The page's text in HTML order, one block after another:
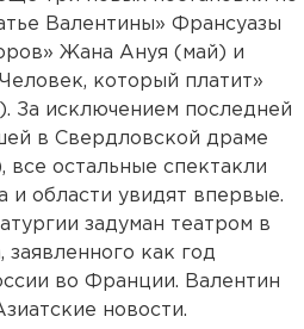
Валентины» Франсуазы
Жана Ануя (май) и
который платит»
За исключением последней
в Свердловской драме
все остальные спектакли
и области увидят впервые.
задуман театром в
как год
во Франции. Валентин
новости.